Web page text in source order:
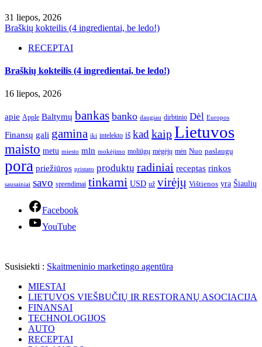
31 liepos, 2026
Braškių kokteilis (4 ingredientai, be ledo!)
RECEPTAI
Braškių kokteilis (4 ingredientai, be ledo!)
16 liepos, 2026
apie Apple Baltymų bankas banko daugiau dirbtinio Dėl Europos
Finansų gali gamina iki intelekto iš kad kaipLietuvos
maisto metu miesto mln mokėjimo moliūgų mėgėjų mėn Nuo paslaugų
pora priežiūros pristato produktų radiniai receptas rinkos
sausainiai savo sprendimai tinkami USD už virėjų Vištienos yra Šiaulių
Facebook
YouTube
Susisiekti : Skaitmeninio marketingo agentūra
MIESTAI
LIETUVOS VIEŠBUČIŲ IR RESTORANŲ ASOCIACIJA
FINANSAI
TECHNOLOGIJOS
AUTO
RECEPTAI